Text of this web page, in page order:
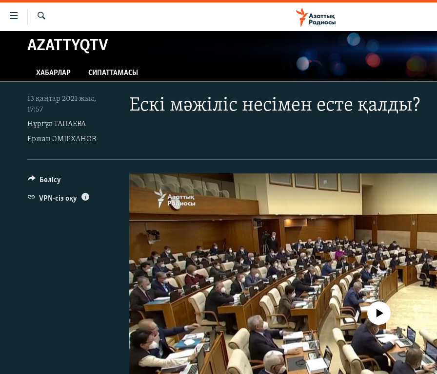
Accessibility
Navigation
ЖАҢАЛЫҚТАР
AZATTYQTV
ҚАҢТАР ОҚИҒАСЫ
АДАМ ҚҰҚЫҚТАРЫ
AZATTYQTV
ХАБАРЛАР СИПАТТАМАСЫ
Ескі мәжіліс несімен есте қалды?
13 қаңтар 2021 жыл,
17:57
Нұргүл ТАПАЕВА
Ержан ӘМІРХАНОВ
No media source currently
Бөлісу
VPN-сіз оқу